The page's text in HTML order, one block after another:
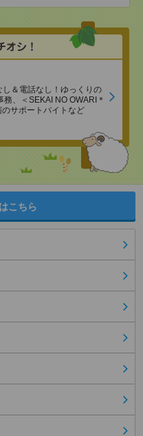
し＆電話なし！ゆっくりの
、＜SEKAI NO OWARI＊
サポートバイトなど
こちら